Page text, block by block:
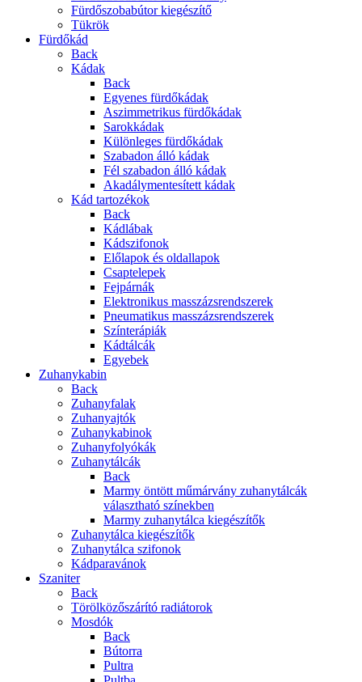
Fürdőszobabútor kiegészítő
Tükrök
Fürdőkád
Back
Kádak
Back
Egyenes fürdőkádak
Aszimmetrikus fürdőkádak
Sarokkádak
Különleges fürdőkádak
Szabadon álló kádak
Fél szabadon álló kádak
Akadálymentesített kádak
Kád tartozékok
Back
Kádlábak
Kádszifonok
Előlapok és oldallapok
Csaptelepek
Fejpárnák
Elektronikus masszázsrendszerek
Pneumatikus masszázsrendszerek
Színterápiák
Kádtálcák
Egyebek
Zuhanykabin
Back
Zuhanyfalak
Zuhanyajtók
Zuhanykabinok
Zuhanyfolyókák
Zuhanytálcák
Back
Marmy öntött műmárvány zuhanytálcák
választható színekben
Marmy zuhanytálca kiegészítők
Zuhanytálca kiegészítők
Zuhanytálca szifonok
Kádparavánok
Szaniter
Back
Törölközőszárító radiátorok
Mosdók
Back
Bútorra
Pultra